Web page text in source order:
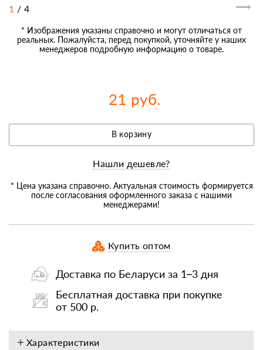
1 / 4
* Изображения указаны справочно и могут отличаться от
реальных. Пожалуйста, перед покупкой, уточняйте у наших
менеджеров подробную информацию о товаре.
21 руб.
В корзину
Нашли дешевле?
* Цена указана справочно. Актуальная стоимость формируется
после согласования оформленного заказа с нашими
менеджерами!
Купить оптом
Доставка по Беларуси за 1–3 дня
Бесплатная доставка при покупке
от 500 р.
Характеристики